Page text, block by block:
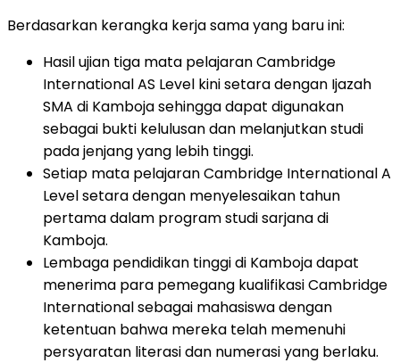
Berdasarkan kerangka kerja sama yang baru ini:
Hasil ujian tiga mata pelajaran Cambridge
International AS Level kini setara dengan Ijazah
SMA di Kamboja sehingga dapat digunakan
sebagai bukti kelulusan dan melanjutkan studi
pada jenjang yang lebih tinggi.
Setiap mata pelajaran Cambridge International A
Level setara dengan menyelesaikan tahun
pertama dalam program studi sarjana di
Kamboja.
Lembaga pendidikan tinggi di Kamboja dapat
menerima para pemegang kualifikasi Cambridge
International sebagai mahasiswa dengan
ketentuan bahwa mereka telah memenuhi
persyaratan literasi dan numerasi yang berlaku.